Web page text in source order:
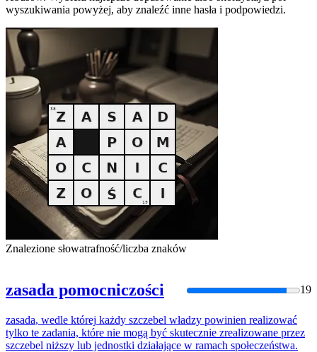
wyszukiwania powyżej, aby znaleźć inne hasła i podpowiedzi.
Znalezione słowatrafność/liczba znaków
zasada pomocniczości 19
zasada, wedle której każdy szczebel władzy powinien realizować
tylko te zadania, które nie mogą być skutecznie zrealizowane przez
szczebel niższy lub jednostki działające w ramach społeczeństwa.